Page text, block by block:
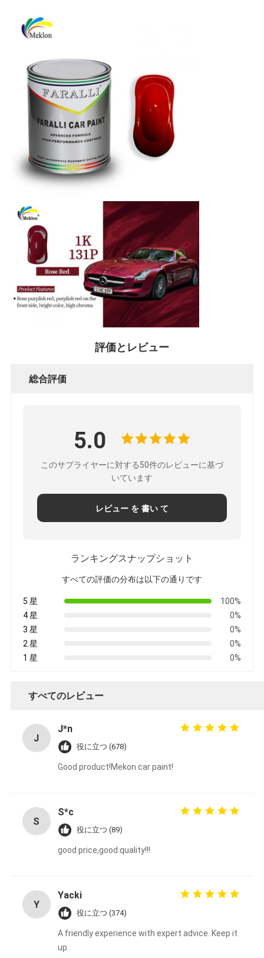
評価とレビュー
総合評価
5.0
このサプライヤーに対する50件のレビューに基づ
いています
レビュー を 書い て
ランキングスナップショット
すべての評価の分布は以下の通りです
5 星
100%
4 星
0%
3 星
0%
2 星
0%
1 星
0%
すべてのレビュー
J
J*n
役に立つ (678)
Good product!Mekon car paint!
S
S*c
役に立つ (89)
good price,good quality!!!
Y
Yacki
役に立つ (374)
A friendly experience with expert advice. Keep it
up.